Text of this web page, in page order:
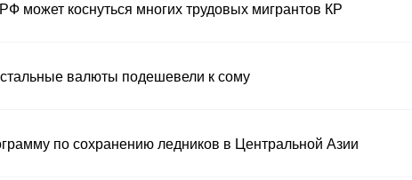
может коснуться многих трудовых мигрантов КР
валюты подешевели к сому
по сохранению ледников в Центральной Азии